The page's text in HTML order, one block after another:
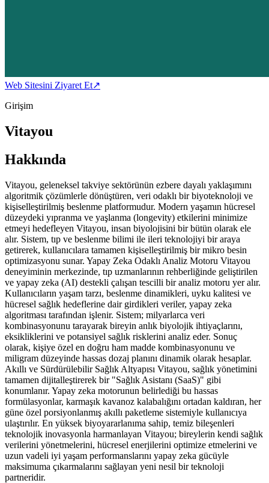
Web Sitesini Ziyaret Et↗
Girişim
Vitayou
Hakkında
Vitayou, geleneksel takviye sektörünün ezbere dayalı yaklaşımını
algoritmik çözümlerle dönüştüren, veri odaklı bir biyoteknoloji ve
kişiselleştirilmiş beslenme platformudur. Modern yaşamın hücresel
düzeydeki yıpranma ve yaşlanma (longevity) etkilerini minimize
etmeyi hedefleyen Vitayou, insan biyolojisini bir bütün olarak ele
alır. Sistem, tıp ve beslenme bilimi ile ileri teknolojiyi bir araya
getirerek, kullanıcılara tamamen kişiselleştirilmiş bir mikro besin
optimizasyonu sunar. Yapay Zeka Odaklı Analiz Motoru Vitayou
deneyiminin merkezinde, tıp uzmanlarının rehberliğinde geliştirilen
ve yapay zeka (AI) destekli çalışan tescilli bir analiz motoru yer alır.
Kullanıcıların yaşam tarzı, beslenme dinamikleri, uyku kalitesi ve
hücresel sağlık hedeflerine dair girdikleri veriler, yapay zeka
algoritması tarafından işlenir. Sistem; milyarlarca veri
kombinasyonunu tarayarak bireyin anlık biyolojik ihtiyaçlarını,
eksikliklerini ve potansiyel sağlık risklerini analiz eder. Sonuç
olarak, kişiye özel en doğru ham madde kombinasyonunu ve
miligram düzeyinde hassas dozaj planını dinamik olarak hesaplar.
Akıllı ve Sürdürülebilir Sağlık Altyapısı Vitayou, sağlık yönetimini
tamamen dijitalleştirerek bir "Sağlık Asistanı (SaaS)" gibi
konumlanır. Yapay zeka motorunun belirlediği bu hassas
formülasyonlar, karmaşık kavanoz kalabalığını ortadan kaldıran, her
güne özel porsiyonlanmış akıllı paketleme sistemiyle kullanıcıya
ulaştırılır. En yüksek biyoyararlanıma sahip, temiz bileşenleri
teknolojik inovasyonla harmanlayan Vitayou; bireylerin kendi sağlık
verilerini yönetmelerini, hücresel enerjilerini optimize etmelerini ve
uzun vadeli iyi yaşam performanslarını yapay zeka gücüyle
maksimuma çıkarmalarını sağlayan yeni nesil bir teknoloji
partneridir.